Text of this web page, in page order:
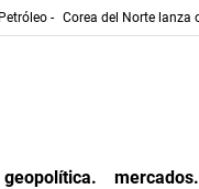
Petróleo - Corea del Norte lanza
geopolítica. mercados.